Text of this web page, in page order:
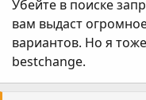
Убейте в поиске
вам выдаст
вариантов. Но я
bestсhange.